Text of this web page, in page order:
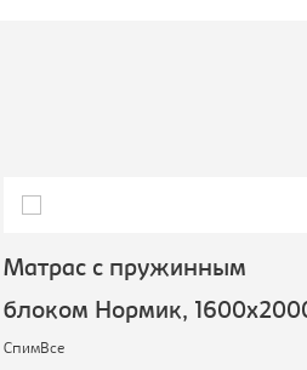
Матрас с пружинным
блоком Нормик, 1600х2000
СпимВсе